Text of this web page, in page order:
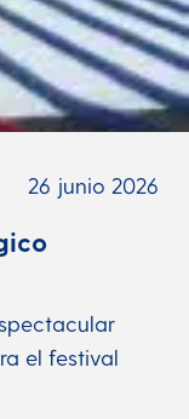
26 junio 2026
el festival